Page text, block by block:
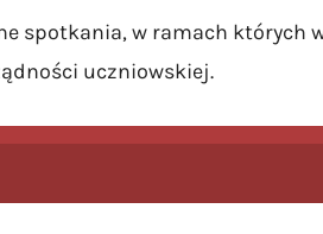
spotkania, w ramach których
uczniowskiej.